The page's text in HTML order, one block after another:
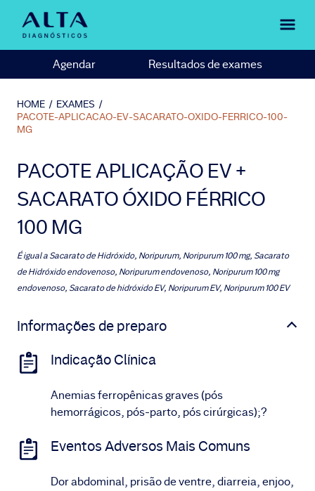
Agendar Resultados de exames
HOME / EXAMES /
PACOTE-APLICACAO-EV-SACARATO-OXIDO-FERRICO-100-
MG
PACOTE APLICAÇÃO EV +
SACARATO ÓXIDO FÉRRICO
100 MG
É igual aSacarato de Hidróxido, Noripurum, Noripurum 100 mg, Sacarato
de Hidróxido endovenoso, Noripurum endovenoso, Noripurum 100 mg
endovenoso, Sacarato de hidróxido EV, Noripurum EV, Noripurum 100 EV
Informações de preparo
Indicação Clínica
Anemias ferropênicas graves (pós
hemorrágicos, pós-parto, pós cirúrgicas);?
Eventos Adversos Mais Comuns
Dor abdominal, prisão de ventre, diarreia, enjoo,